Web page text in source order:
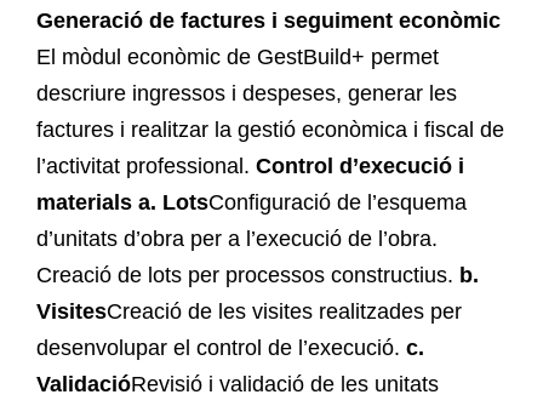
Generació de factures i seguiment econòmic
El mòdul econòmic de GestBuild+ permet
descriure ingressos i despeses, generar les
factures i realitzar la gestió econòmica i fiscal de
l’activitat professional. Control d’execució i
materials a. LotsConfiguració de l’esquema
d’unitats d’obra per a l’execució de l’obra.
Creació de lots per processos constructius. b.
VisitesCreació de les visites realitzades per
desenvolupar el control de l’execució. c.
ValidacióRevisió i validació de les unitats